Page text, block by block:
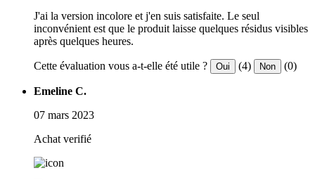
J'ai la version incolore et j'en suis satisfaite. Le seul
inconvénient est que le produit laisse quelques résidus visibles
après quelques heures.
Cette évaluation vous a-t-elle été utile ? Oui (4) Non (0)
Emeline C.
07 mars 2023
Achat verifié